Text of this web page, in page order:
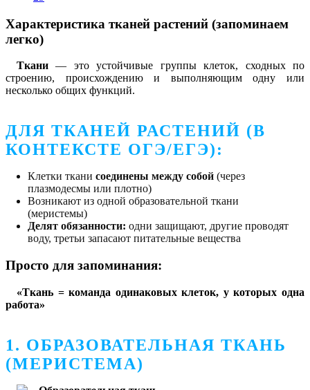
Характеристика тканей растений (запоминаем
легко)
Ткани — это устойчивые группы клеток, сходных по
строению, происхождению и выполняющим одну или
несколько общих функций.
ДЛЯ ТКАНЕЙ РАСТЕНИЙ (В
КОНТЕКСТЕ ОГЭ/ЕГЭ):
Клетки ткани соединены между собой (через
плазмодесмы или плотно)
Возникают из одной образовательной ткани
(меристемы)
Делят обязанности: одни защищают, другие проводят
воду, третьи запасают питательные вещества
Просто для запоминания:
«Ткань = команда одинаковых клеток, у которых одна
работа»
1. ОБРАЗОВАТЕЛЬНАЯ ТКАНЬ
(МЕРИСТЕМА)